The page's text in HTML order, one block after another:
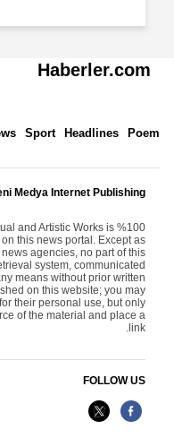
Haberler.com
Poem
Headlines
Sport
Yeni Medya Internet Publishing
and Artistic Works is %100
on this news portal. Except as
news agencies, no part of this
system, communicated
any means without prior written
on this website; you may
for their personal use, but only
of the material and place a
link.
FOLLOW US